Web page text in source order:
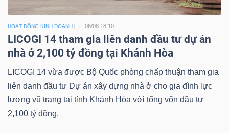
HOẠT ĐỘNG KINH DOANH 06/08 18:10
LICOGI 14 tham gia liên danh đầu tư dự án
nhà ở 2,100 tỷ đồng tại Khánh Hòa
LICOGI 14 vừa được Bộ Quốc phòng chấp thuận tham gia
liên danh đầu tư Dự án xây dựng nhà ở cho gia đình lực
lượng vũ trang tại tỉnh Khánh Hòa với tổng vốn đầu tư
2,100 tỷ đồng.